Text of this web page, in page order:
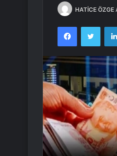
HATİCE ÖZGE
Facebook